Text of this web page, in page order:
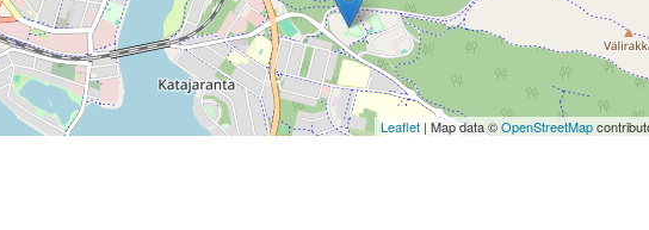
Leaflet| Map data ©OpenStreetMap